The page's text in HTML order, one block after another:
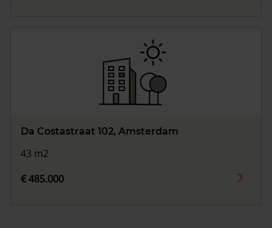
Da Costastraat 102, Amsterdam
43 m2
€ 485.000